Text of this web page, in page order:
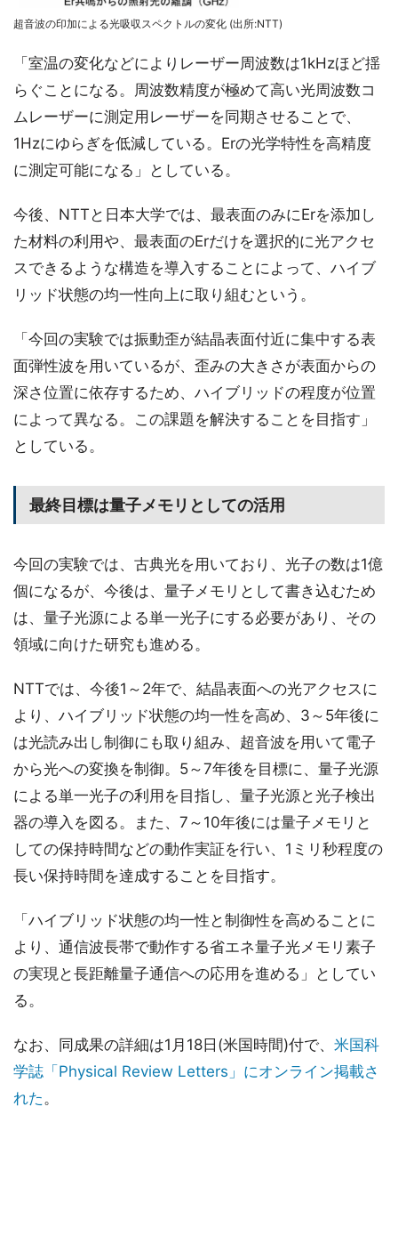
超音波の印加による光吸収スペクトルの変化 (出所:NTT)
「室温の変化などによりレーザー周波数は1kHzほど揺
らぐことになる。周波数精度が極めて高い光周波数コ
ムレーザーに測定用レーザーを同期させることで、
1Hzにゆらぎを低減している。Erの光学特性を高精度
に測定可能になる」としている。
今後、NTTと日本大学では、最表面のみにErを添加し
た材料の利用や、最表面のErだけを選択的に光アクセ
スできるような構造を導入することによって、ハイブ
リッド状態の均一性向上に取り組むという。
「今回の実験では振動歪が結晶表面付近に集中する表
面弾性波を用いているが、歪みの大きさが表面からの
深さ位置に依存するため、ハイブリッドの程度が位置
によって異なる。この課題を解決することを目指す」
としている。
最終目標は量子メモリとしての活用
今回の実験では、古典光を用いており、光子の数は1億
個になるが、今後は、量子メモリとして書き込むため
は、量子光源による単一光子にする必要があり、その
領域に向けた研究も進める。
NTTでは、今後1～2年で、結晶表面への光アクセスに
より、ハイブリッド状態の均一性を高め、3～5年後に
は光読み出し制御にも取り組み、超音波を用いて電子
から光への変換を制御。5～7年後を目標に、量子光源
による単一光子の利用を目指し、量子光源と光子検出
器の導入を図る。また、7～10年後には量子メモリと
しての保持時間などの動作実証を行い、1ミリ秒程度の
長い保持時間を達成することを目指す。
「ハイブリッド状態の均一性と制御性を高めることに
より、通信波長帯で動作する省エネ量子光メモリ素子
の実現と長距離量子通信への応用を進める」としてい
る。
なお、同成果の詳細は1月18日(米国時間)付で、 米国科
学誌「Physical Review Letters」にオンライン掲載さ
れた 。